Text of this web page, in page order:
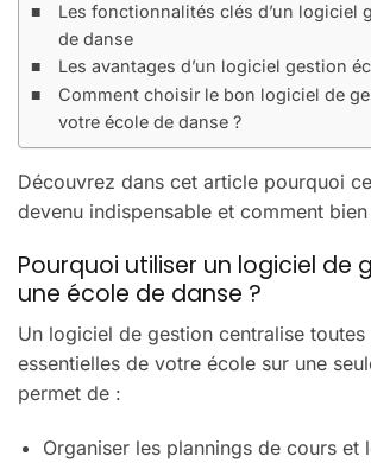
Les fonctionnalités clés d’un logiciel
de danse
Les avantages d’un logiciel gestion
Comment choisir le bon logiciel de
votre école de danse ?
Découvrez dans cet article pourquoi
devenu indispensable et comment
Pourquoi utiliser un logiciel de
une école de danse ?
Un logiciel de gestion centralise
essentielles de votre école sur une
permet de :
Organiser les plannings de cours et